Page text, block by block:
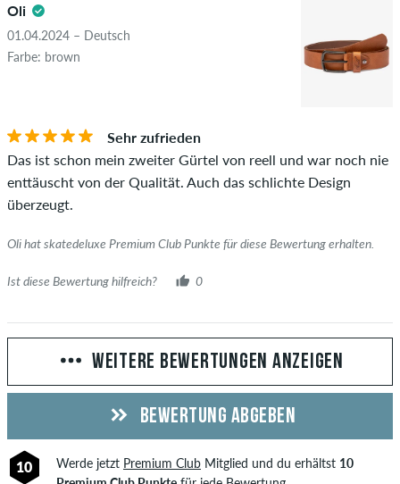
Oli
01.04.2024 – Deutsch
Farbe: brown
Sehr zufrieden
Das ist schon mein zweiter Gürtel von reell und war noch nie
enttäuscht von der Qualität. Auch das schlichte Design
überzeugt.
Oli hat skatedeluxe Premium Club Punkte für diese Bewertung erhalten.
Ist diese Bewertung hilfreich? 0
WEITERE BEWERTUNGEN ANZEIGEN
BEWERTUNG ABGEBEN
10 Werde jetzt Premium ClubMitglied und du erhältst 10